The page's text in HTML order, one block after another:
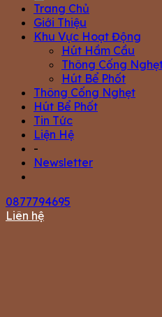
Trang Chủ
Giới Thiệu
Khu Vực Hoạt Động
Hút Hầm Cầu
Thông Cống
Hút Bể Phốt
Thông Cống Nghẹt
Hút Bể Phốt
Tin Tức
Liện Hệ
-
Newsletter
0877794695
Liên hệ